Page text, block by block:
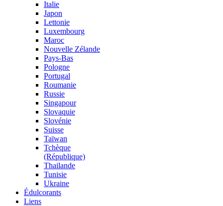
Italie
Japon
Lettonie
Luxembourg
Maroc
Nouvelle Zélande
Pays-Bas
Pologne
Portugal
Roumanie
Russie
Singapour
Slovaquie
Slovénie
Suisse
Taïwan
Tchèque
(République)
Thailande
Tunisie
Ukraine
Édulcorants
Liens